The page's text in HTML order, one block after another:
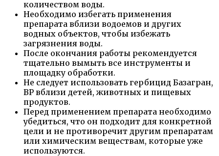
количеством воды.
Необходимо избегать применения
препарата вблизи водоемов и других
водных объектов, чтобы избежать
загрязнения воды.
После окончания работы рекомендуется
тщательно вымыть все инструменты и
площадку обработки.
Не следует использовать гербицид Базагран,
ВР вблизи детей, животных и пищевых
продуктов.
Перед применением препарата необходимо
убедиться, что он подходит для конкретной
цели и не противоречит другим препаратам
или химическим веществам, которые уже
используются.